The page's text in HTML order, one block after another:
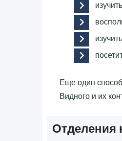
Еще один
Видного и их
Отделения